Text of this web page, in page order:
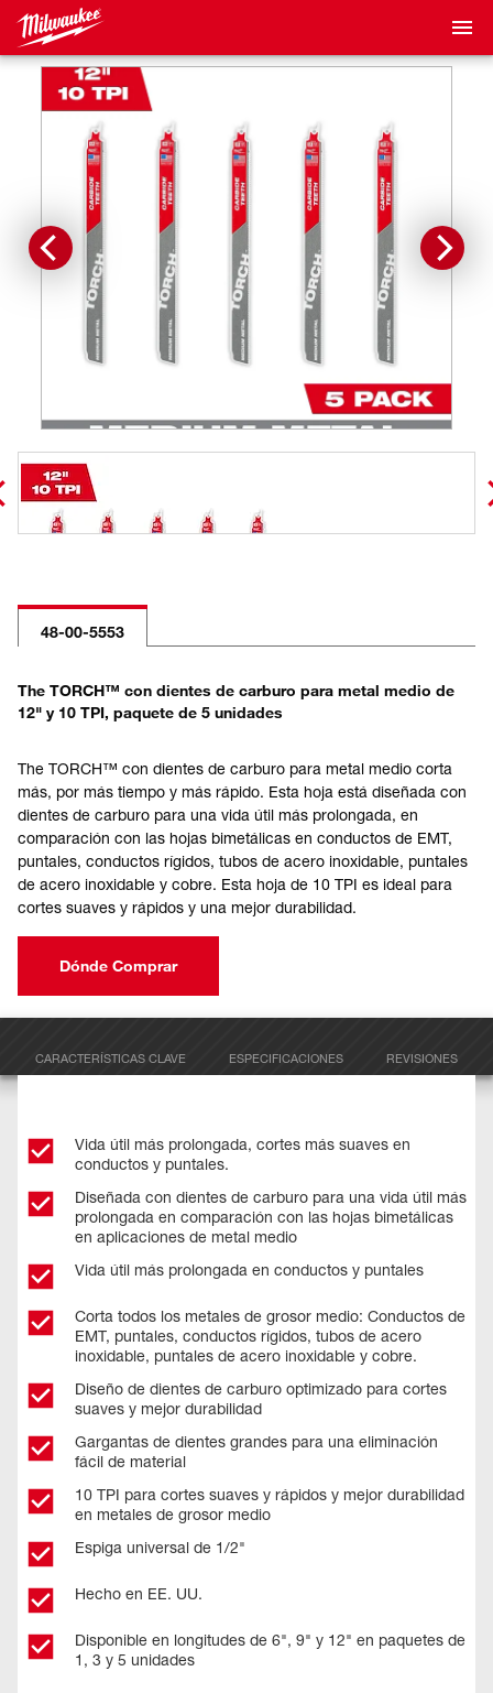
48-00-5553
The TORCH™ con dientes de carburo para metal medio de
12" y 10 TPI, paquete de 5 unidades
The TORCH™ con dientes de carburo para metal medio corta
más, por más tiempo y más rápido. Esta hoja está diseñada con
dientes de carburo para una vida útil más prolongada, en
comparación con las hojas bimetálicas en conductos de EMT,
puntales, conductos rígidos, tubos de acero inoxidable, puntales
de acero inoxidable y cobre. Esta hoja de 10 TPI es ideal para
cortes suaves y rápidos y una mejor durabilidad.
Dónde Comprar
CARACTERÍSTICAS CLAVE ESPECIFICACIONES REVISIONES
Vida útil más prolongada, cortes más suaves en
conductos y puntales.
Diseñada con dientes de carburo para una vida útil más
prolongada en comparación con las hojas bimetálicas
en aplicaciones de metal medio​
Vida útil más prolongada en conductos y puntales ​
Corta todos los metales de grosor medio: Conductos de
EMT, puntales, conductos rígidos, tubos de acero
inoxidable, puntales de acero inoxidable y cobre.
Diseño de dientes de carburo optimizado para cortes
suaves y mejor durabilidad
Gargantas de dientes grandes para una eliminación
fácil de material​
10 TPI para cortes suaves y rápidos y mejor durabilidad
en metales de grosor medio
Espiga universal de 1/2"​
Hecho en EE. UU. ​
Disponible en longitudes de 6", 9" y 12" en paquetes de
1, 3 y 5 unidades